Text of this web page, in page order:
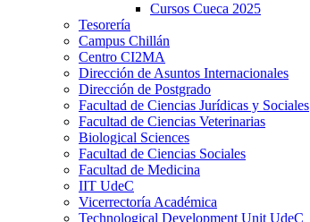
Cursos Cueca 2025
Tesorería
Campus Chillán
Centro CI2MA
Dirección de Asuntos Internacionales
Dirección de Postgrado
Facultad de Ciencias Jurídicas y Sociales
Facultad de Ciencias Veterinarias
Biological Sciences
Facultad de Ciencias Sociales
Facultad de Medicina
IIT UdeC
Vicerrectoría Académica
Technological Development Unit UdeC